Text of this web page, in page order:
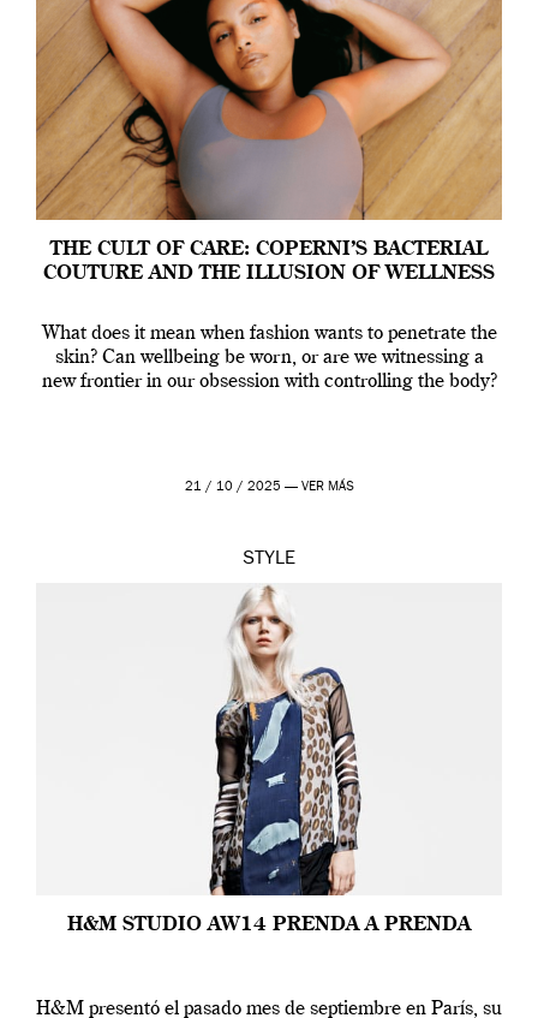
THE CULT OF CARE: COPERNI’S BACTERIAL
COUTURE AND THE ILLUSION OF WELLNESS
What does it mean when fashion wants to penetrate the
skin? Can wellbeing be worn, or are we witnessing a
new frontier in our obsession with controlling the body?
21 / 10 / 2025 — VER MÁS
STYLE
H&M STUDIO AW14 PRENDA A PRENDA
H&M presentó el pasado mes de septiembre en París, su